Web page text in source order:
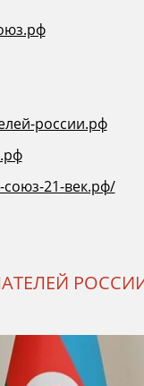
россии.рф
21-век.рф/